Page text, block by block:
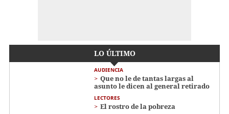
LO ÚLTIMO
AUDIENCIA
Que no le de tantas largas al
asunto le dicen al general retirado
LECTORES
El rostro de la pobreza